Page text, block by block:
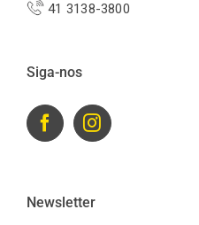
41 3138-3800
Siga-nos
Newsletter